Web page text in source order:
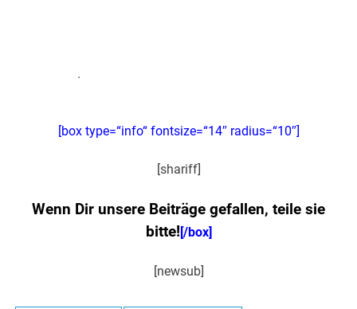
.
[box type=“info“ fontsize=“14″ radius=“10″]
[shariff]
Wenn Dir unsere Beiträge gefallen, teile sie
bitte! [/box]
[newsub]